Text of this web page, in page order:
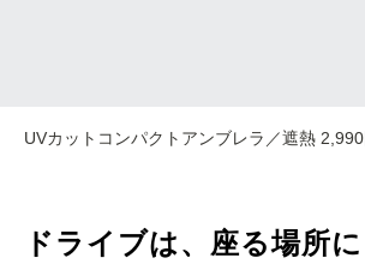
UVカットコンパクトアンブレラ／遮熱 2,990
ドライブは、座る場所